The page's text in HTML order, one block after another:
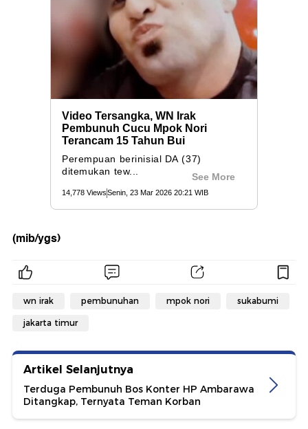
(mib/ygs)
wn irak pembunuhan mpok nori sukabumi
jakarta timur
Artikel Selanjutnya
Terduga Pembunuh Bos Konter HP Ambarawa
Ditangkap, Ternyata Teman Korban